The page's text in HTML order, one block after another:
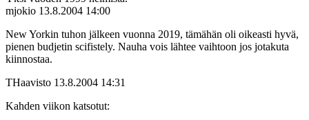
mjokio 13.8.2004 14:00
New Yorkin tuhon jälkeen vuonna 2019, tämähän oli oikeasti hyvä,
pienen budjetin scifistely. Nauha vois lähtee vaihtoon jos jotakuta
kiinnostaa.
THaavisto 13.8.2004 14:31
Kahden viikon katsotut: